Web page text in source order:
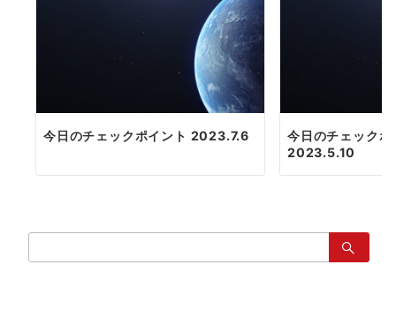
今日のチェックポイント 2023.7.6
今日のチェックポ
2023.5.10
索：